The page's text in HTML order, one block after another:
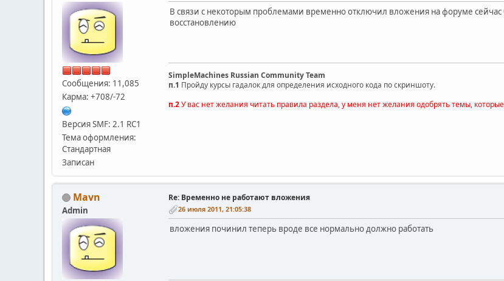
Сообщения: 11,085
Карма: +708/-72
Версия SMF: 2.1 RC1
Тема оформления:
Стандартная
Записан
В связи с некоторым проблемами временно отключил вложения на форуме
восстановлению
SimpleMachines Russian Community Team
п.1 Пройду курсы гадалок для определения исходного кода по скриншоту.
п.2У вас нет желания читать правила раздела, у меня нет желания одобрять темы,
Mavn
Admin
Re: Временно не работают вложения
26 июля 2011, 21:05:38
вложения починил теперь вроде все нормально должно работать